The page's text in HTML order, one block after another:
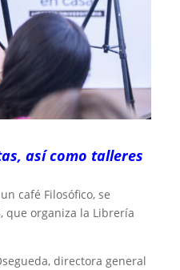
así como talleres
café Filosófico, se
que organiza la Librería
directora general